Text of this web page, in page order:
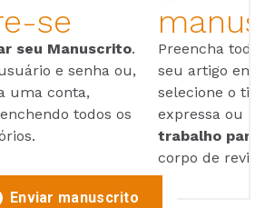
se
seu Manuscrito.
e senha ou,
uma conta,
todos os
Preencha
seu artigo em
selecione o
expressa ou
trabalho para
corpo de
Enviar manuscrito